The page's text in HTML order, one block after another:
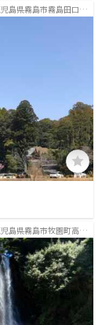
島県霧島市霧島田口２
島県霧島市牧園町高千